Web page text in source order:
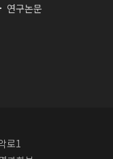
연구논문
로1